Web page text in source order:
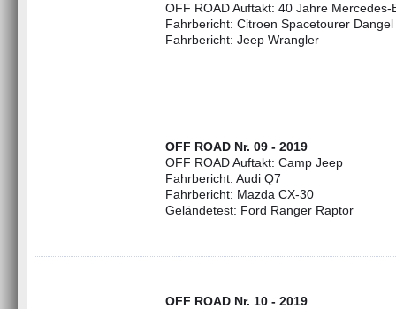
OFF ROAD Auftakt: 40 Jahre Mercedes-
Fahrbericht: Citroen Spacetourer
Fahrbericht: Jeep Wrangler
OFF ROAD Nr. 09 - 2019
OFF ROAD Auftakt: Camp Jeep
Fahrbericht: Audi Q7
Fahrbericht: Mazda CX-30
Geländetest: Ford Ranger Raptor
OFF ROAD Nr. 10 - 2019